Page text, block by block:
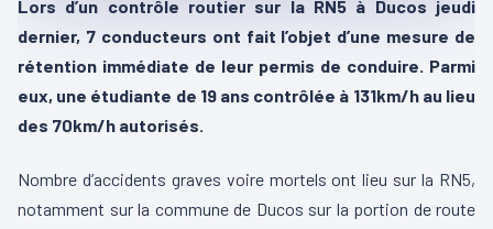
Lors d’un contrôle routier sur la RN5 à Ducos jeudi
dernier, 7 conducteurs ont fait l’objet d’une mesure de
rétention immédiate de leur permis de conduire. Parmi
eux, une étudiante de 19 ans contrôlée à 131km/h au lieu
des 70km/h autorisés.
Nombre d’accidents graves voire mortels ont lieu sur la RN5,
notamment sur la commune de Ducos sur la portion de route